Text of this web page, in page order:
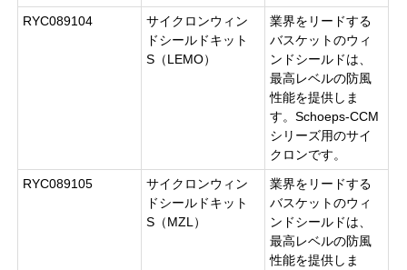
RYC089104
サイクロンウィン
ドシールドキット
S（LEMO）
業界をリードする
バスケットのウィ
ンドシールドは、
最高レベルの防風
性能を提供しま
す。Schoeps-CCM
シリーズ用のサイ
クロンです。
RYC089105
サイクロンウィン
ドシールドキット
S（MZL）
業界をリードする
バスケットのウィ
ンドシールドは、
最高レベルの防風
性能を提供しま